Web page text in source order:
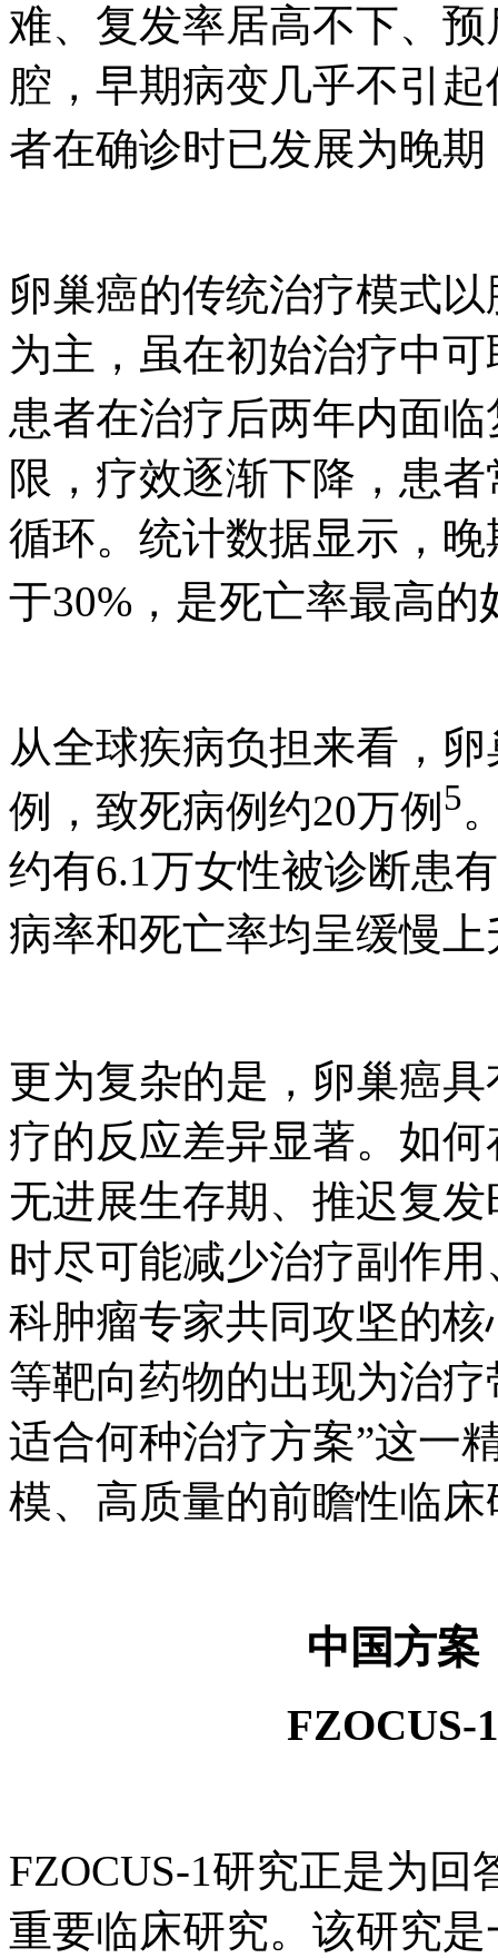
难、复发率居高不下、
腔，早期病变几乎不引
者在确诊时已发展为晚
卵巢癌的传统治疗模式
为主，虽在初始治疗中
患者在治疗后两年内面临
限，疗效逐渐下降，患
循环。统计数据显示，
于30%，是死亡率最高的
从全球疾病负担来看，
例，致死病例约20万例 5
约有6.1万女性被诊断患
病率和死亡率均呈缓慢上
更为复杂的是，卵巢癌
疗的反应差异显著。如
无进展生存期、推迟复
时尽可能减少治疗副作
科肿瘤专家共同攻坚的
等靶向药物的出现为治
适合何种治疗方案”这一
模、高质量的前瞻性临
中国方案
FZOCUS-
FZOCUS-1研究正是为
重要临床研究。该研究